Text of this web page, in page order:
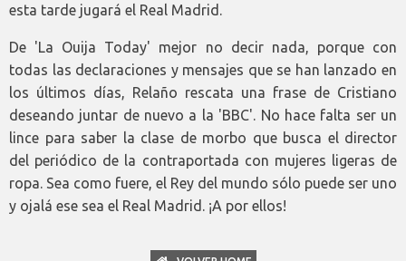
esta tarde jugará el Real Madrid.
De 'La Ouija Today' mejor no decir nada, porque con
todas las declaraciones y mensajes que se han lanzado en
los últimos días, Relaño rescata una frase de Cristiano
deseando juntar de nuevo a la 'BBC'. No hace falta ser un
lince para saber la clase de morbo que busca el director
del periódico de la contraportada con mujeres ligeras de
ropa. Sea como fuere, el Rey del mundo sólo puede ser uno
y ojalá ese sea el Real Madrid. ¡A por ellos!